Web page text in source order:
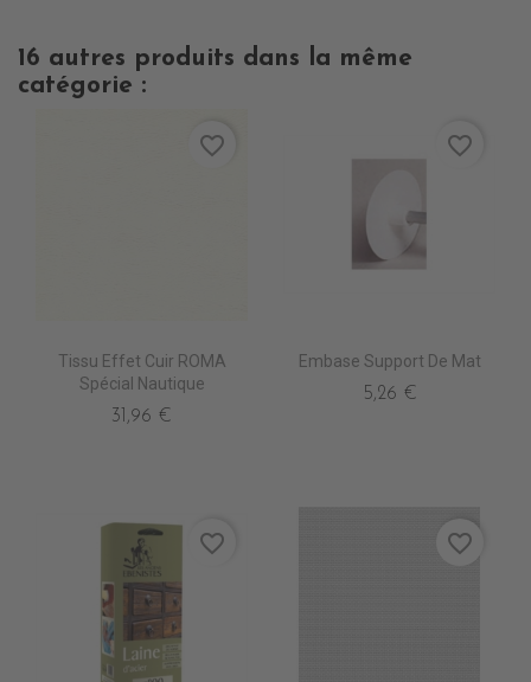
16 autres produits dans la même
catégorie :
Tissu Effet Cuir ROMA
Spécial Nautique
31,96 €
favorite_border
Embase Support De Mat
5,26 €
favorite_border
favorite_border favorite_border